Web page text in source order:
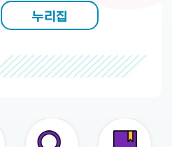
누리집